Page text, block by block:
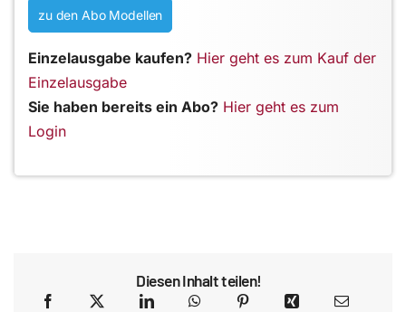
zu den Abo Modellen
Einzelausgabe kaufen? Hier geht es zum Kauf der
Einzelausgabe
Sie haben bereits ein Abo? Hier geht es zum
Login
Diesen Inhalt teilen!